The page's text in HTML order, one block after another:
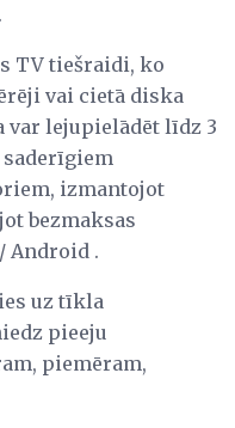
TV tiešraidi, ko
vai cietā diska
var lejupielādēt līdz 3
izmantojot
bezmaksas
Android .
uz tīkla
pieeju
piemēram,